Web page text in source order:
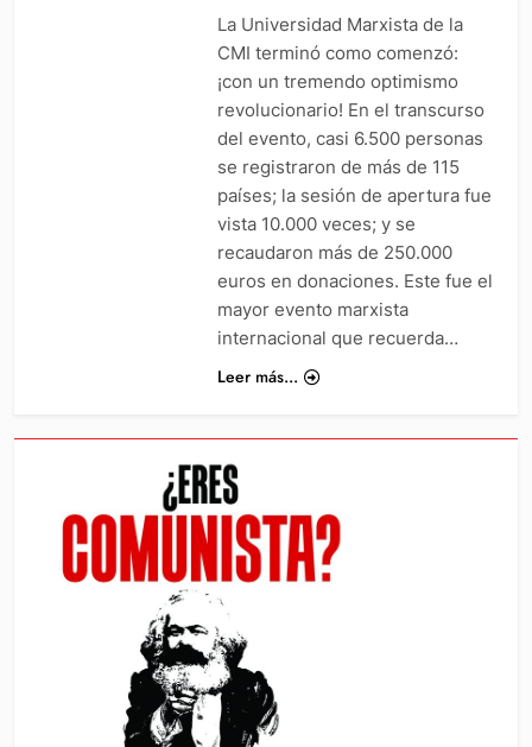
La Universidad Marxista de la
CMI terminó como comenzó:
¡con un tremendo optimismo
revolucionario! En el transcurso
del evento, casi 6.500 personas
se registraron de más de 115
países; la sesión de apertura fue
vista 10.000 veces; y se
recaudaron más de 250.000
euros en donaciones. Este fue el
mayor evento marxista
internacional que recuerda…
Leer más...